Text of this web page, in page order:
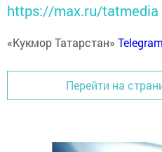
https://max.ru/tatmedia
«Кукмор Татарстан»
Перейти на